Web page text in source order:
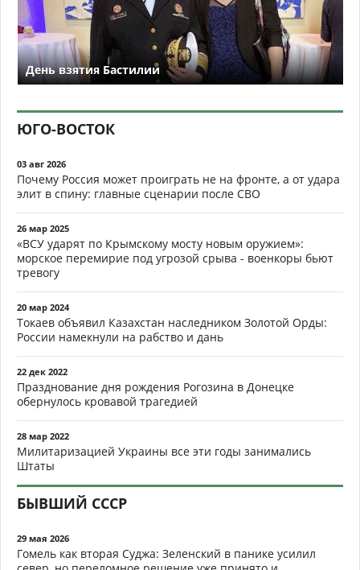
День взятия Бастилии
ЮГО-ВОСТОК
03 авг 2026
Почему Россия может проиграть не на фронте, а от удара
элит в спину: главные сценарии после СВО
26 мар 2025
«ВСУ ударят по Крымскому мосту новым оружием»:
морское перемирие под угрозой срыва - военкоры бьют
тревогу
20 мар 2024
Токаев объявил Казахстан наследником Золотой Орды:
России намекнули на рабство и дань
22 дек 2022
Празднование дня рождения Рогозина в Донецке
обернулось кровавой трагедией
28 мар 2022
Милитаризацией Украины все эти годы занимались
Штаты
БЫВШИЙ СССР
29 мая 2026
Гомель как вторая Суджа: Зеленский в панике усилил